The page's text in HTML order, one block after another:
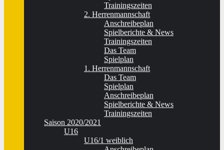
Trainingszeiten
2. Herrenmannschaft
Anschreibeplan
Spielberichte & News
Trainingszeiten
Das Team
Spielplan
1. Herrenmannschaft
Das Team
Spielplan
Anschreibeplan
Spielberichte & News
Trainingszeiten
Saison 2020/2021
U16
U16/1 weiblich